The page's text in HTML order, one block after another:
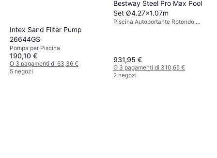
Intex Sand Filter Pump
26644GS
Pompa per Piscina
190,10 €
O 3 pagamenti di 63,36 €
5 negozi
Bestway Steel Pro Max Pool
Set Ø4.27x1.07m
Piscina Autoportante Rotondo,
931,95 €
O 3 pagamenti di 310,65 €
2 negozi